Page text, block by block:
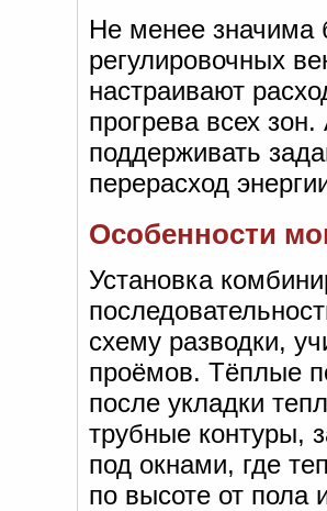
Не менее
регулировочных
настраивают
прогрева всех
поддерживать
перерасход
Особенности
Установка
схему разводки,
проёмов. Тёплые
после укладки
трубные контуры,
под окнами, где
по высоте от пола